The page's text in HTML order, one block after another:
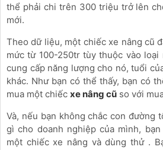
thể phải chi trên 300 triệu trở lên
mới.
Theo dữ liệu, một chiếc xe nâng cũ
mức từ 100-250tr tùy thuộc vào
cung cấp năng lượng cho nó, tuổi
khác. Như bạn có thể thấy, bạn có
mua một chiếc xe nâng cũ so với
Và, nếu bạn không chắc con đường
gì cho doanh nghiệp của mình,
một chiếc xe nâng và dùng thử .